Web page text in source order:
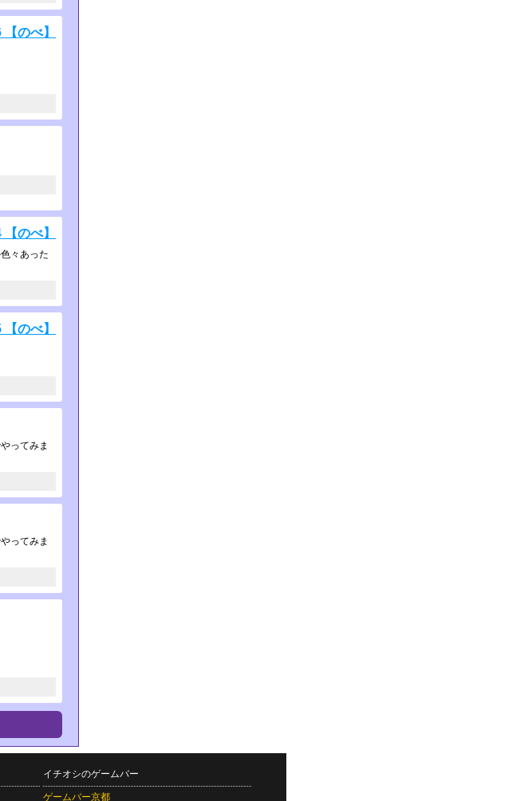
のべ】
のべ】
々あった
のべ】
ってみま
ってみま
イチオシのゲームバー
ゲームバー京都